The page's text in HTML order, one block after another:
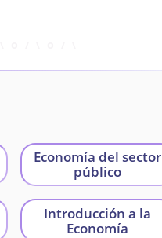
Economía del sector
público
Introducción a la
Economía